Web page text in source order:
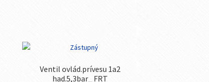
Ventil ovlád.prívesu 1a2
had.5,3bar_ FRT